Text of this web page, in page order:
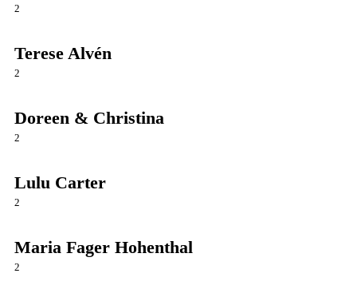
2
Terese Alvén
2
Doreen & Christina
2
Lulu Carter
2
Maria Fager Hohenthal
2